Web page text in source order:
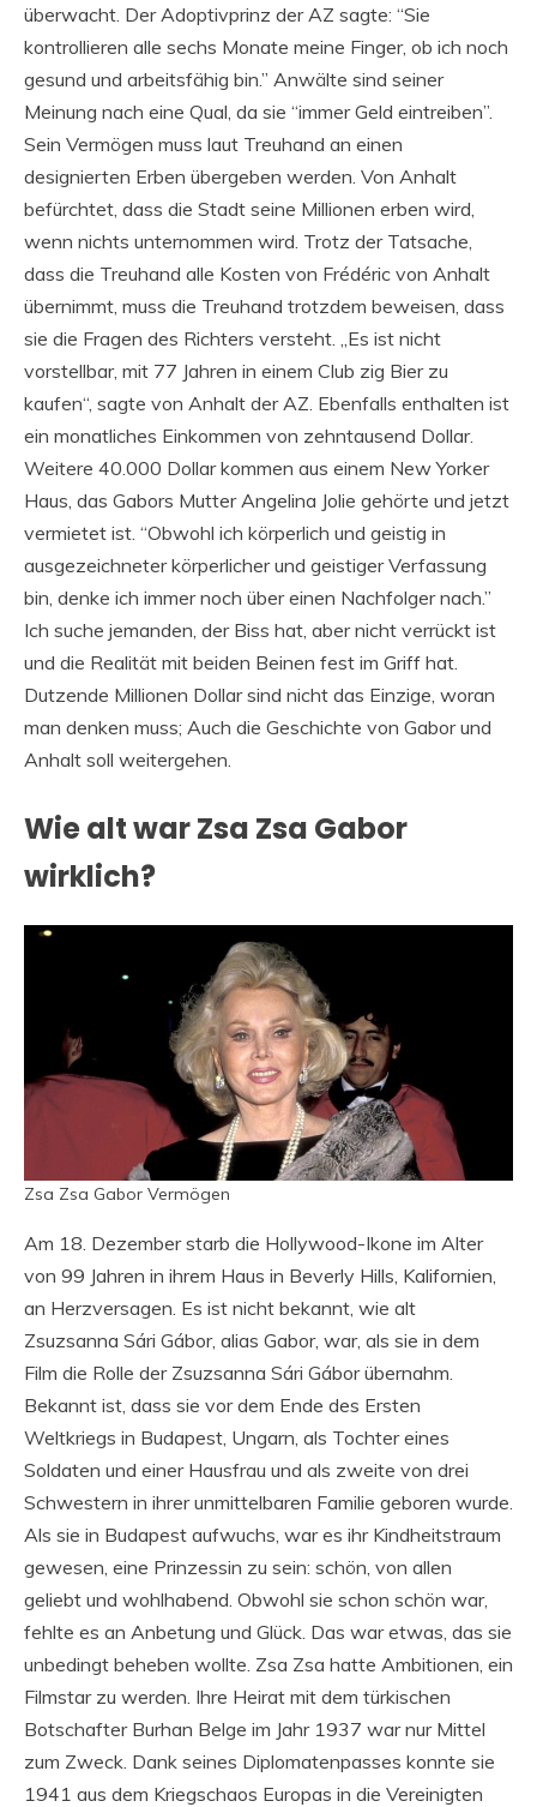
überwacht. Der Adoptivprinz der AZ sagte: “Sie
kontrollieren alle sechs Monate meine Finger, ob ich noch
gesund und arbeitsfähig bin.” Anwälte sind seiner
Meinung nach eine Qual, da sie “immer Geld eintreiben”.
Sein Vermögen muss laut Treuhand an einen
designierten Erben übergeben werden. Von Anhalt
befürchtet, dass die Stadt seine Millionen erben wird,
wenn nichts unternommen wird. Trotz der Tatsache,
dass die Treuhand alle Kosten von Frédéric von Anhalt
übernimmt, muss die Treuhand trotzdem beweisen, dass
sie die Fragen des Richters versteht. „Es ist nicht
vorstellbar, mit 77 Jahren in einem Club zig Bier zu
kaufen“, sagte von Anhalt der AZ. Ebenfalls enthalten ist
ein monatliches Einkommen von zehntausend Dollar.
Weitere 40.000 Dollar kommen aus einem New Yorker
Haus, das Gabors Mutter Angelina Jolie gehörte und jetzt
vermietet ist. “Obwohl ich körperlich und geistig in
ausgezeichneter körperlicher und geistiger Verfassung
bin, denke ich immer noch über einen Nachfolger nach.”
Ich suche jemanden, der Biss hat, aber nicht verrückt ist
und die Realität mit beiden Beinen fest im Griff hat.
Dutzende Millionen Dollar sind nicht das Einzige, woran
man denken muss; Auch die Geschichte von Gabor und
Anhalt soll weitergehen.
Wie alt war Zsa Zsa Gabor
wirklich?
Zsa Zsa Gabor Vermögen
Am 18. Dezember starb die Hollywood-Ikone im Alter
von 99 Jahren in ihrem Haus in Beverly Hills, Kalifornien,
an Herzversagen. Es ist nicht bekannt, wie alt
Zsuzsanna Sári Gábor, alias Gabor, war, als sie in dem
Film die Rolle der Zsuzsanna Sári Gábor übernahm.
Bekannt ist, dass sie vor dem Ende des Ersten
Weltkriegs in Budapest, Ungarn, als Tochter eines
Soldaten und einer Hausfrau und als zweite von drei
Schwestern in ihrer unmittelbaren Familie geboren wurde.
Als sie in Budapest aufwuchs, war es ihr Kindheitstraum
gewesen, eine Prinzessin zu sein: schön, von allen
geliebt und wohlhabend. Obwohl sie schon schön war,
fehlte es an Anbetung und Glück. Das war etwas, das sie
unbedingt beheben wollte. Zsa Zsa hatte Ambitionen, ein
Filmstar zu werden. Ihre Heirat mit dem türkischen
Botschafter Burhan Belge im Jahr 1937 war nur Mittel
zum Zweck. Dank seines Diplomatenpasses konnte sie
1941 aus dem Kriegschaos Europas in die Vereinigten